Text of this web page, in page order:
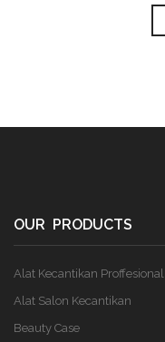
OUR PRODUCTS
Alat Kecantikan Proffesional
Alat Salon Kecantikan
Beauty Case